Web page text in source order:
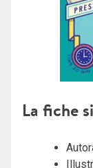
La fiche